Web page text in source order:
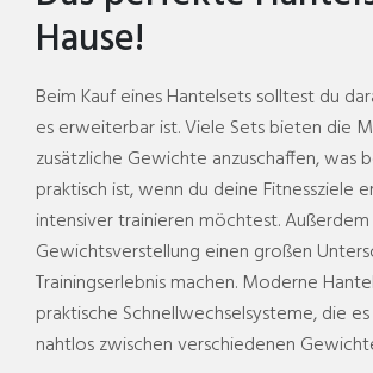
Hause!
Beim Kauf eines Hantelsets solltest du
es erweiterbar ist. Viele Sets bieten die
zusätzliche Gewichte anzuschaffen, was
praktisch ist, wenn du deine Fitnessziele
intensiver trainieren möchtest.
Gewichtsverstellung einen großen
Trainingserlebnis machen. Moderne
praktische Schnellwechselsysteme, die
nahtlos zwischen verschiedenen